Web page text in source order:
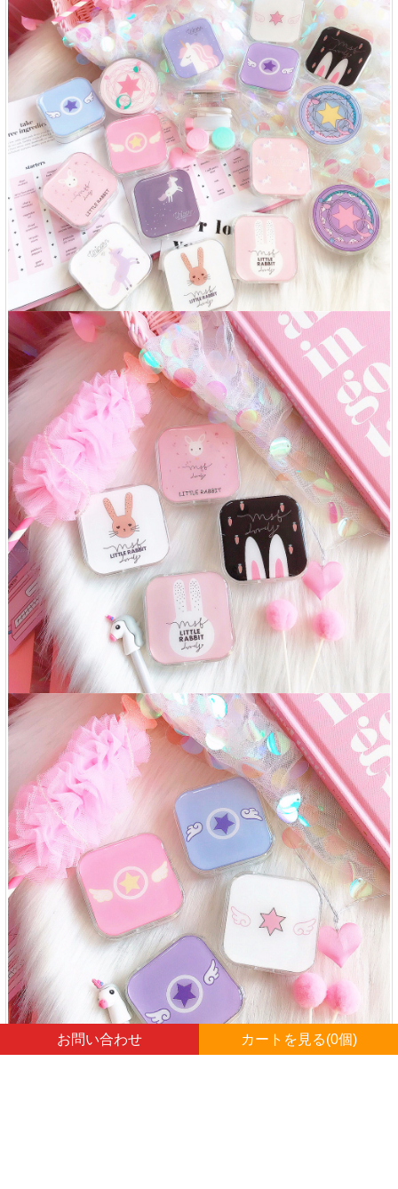
お問い合わせ カートを見る(0個)